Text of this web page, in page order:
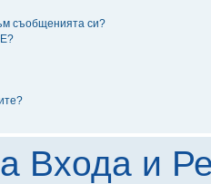
съобщенията си?
Входа и